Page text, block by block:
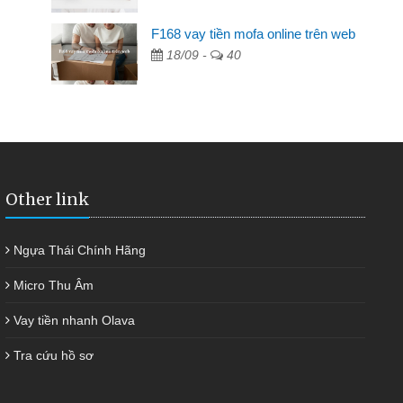
hàng không ai cho vay. Trong khi
quyết việc riêng, trong 1-2 ngày tôi trả
đã giúp tôi kịp thời và nhanh chóng
F168 vay tiền mofa online trên web
18/09 - 40
Other link
Ngựa Thái Chính Hãng
Micro Thu Âm
Vay tiền nhanh Olava
Tra cứu hồ sơ